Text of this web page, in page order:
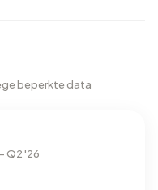
beperkte data
Q2 '26